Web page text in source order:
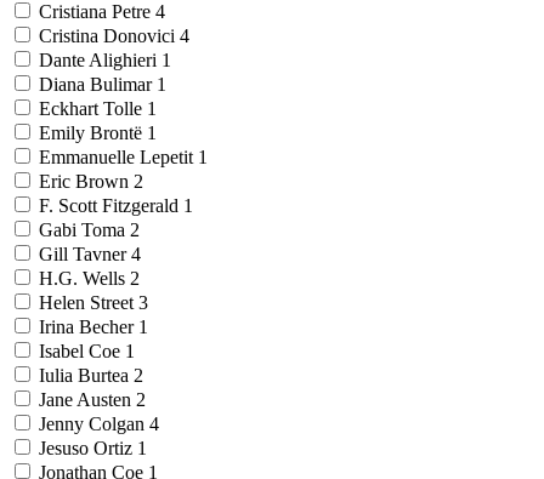
Cristiana Petre 4
Cristina Donovici 4
Dante Alighieri 1
Diana Bulimar 1
Eckhart Tolle 1
Emily Brontë 1
Emmanuelle Lepetit 1
Eric Brown 2
F. Scott Fitzgerald 1
Gabi Toma 2
Gill Tavner4
H.G. Wells 2
Helen Street 3
Irina Becher 1
Isabel Coe 1
Iulia Burtea 2
Jane Austen 2
Jenny Colgan 4
Jesuso Ortiz 1
Jonathan Coe 1